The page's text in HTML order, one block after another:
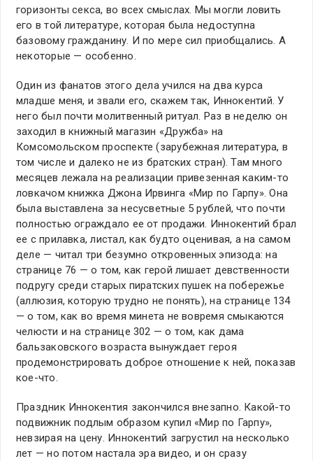
горизонты секса, во всех смыслах. Мы могли ловить
его в той литературе, которая была недоступна
базовому гражданину. И по мере сил приобщались. А
некоторые — особенно.
Один из фанатов этого дела учился на два курса
младше меня, и звали его, скажем так, Иннокентий. У
него был почти молитвенный ритуал. Раз в неделю он
заходил в книжный магазин «Дружба» на
Комсомольском проспекте (зарубежная литература, в
том числе и далеко не из братских стран). Там много
месяцев лежала на реализации привезенная каким-то
ловкачом книжка Джона Ирвинга «Мир по Гарпу». Она
была выставлена за несусветные 5 рублей, что почти
полностью ограждало ее от продажи. Иннокентий брал
ее с прилавка, листал, как будто оценивая, а на самом
деле — читал три безумно откровенных эпизода: на
странице 76 — о том, как герой лишает девственности
подругу среди старых пиратских пушек на побережье
(аллюзия, которую трудно не понять), на странице 134
— о том, как во время минета не вовремя смыкаются
челюсти и на странице 302 — о том, как дама
бальзаковского возраста вынуждает героя
продемонстрировать доброе отношение к ней, показав
кое-что.
Праздник Иннокентия закончился внезапно. Какой-то
подвижник подлым образом купил «Мир по Гарпу»,
невзирая на цену. Иннокентий загрустил на несколько
лет — но потом настала эра видео, и он сразу